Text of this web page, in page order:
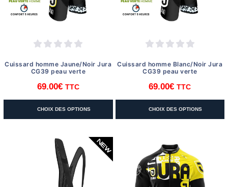
page
produit
page
produit
Cuissard homme Jaune/Noir Jura
CG39 peau verte
69.00€ TTC
CHOIX DES OPTIONS
Ce
produit
plusieurs
variations.
Les
options
Cuissard homme Blanc/Noir Jura
CG39 peau verte
69.00€ TTC
CHOIX DES OPTIONS
Ce
produit
plusieurs
variations.
Les
options